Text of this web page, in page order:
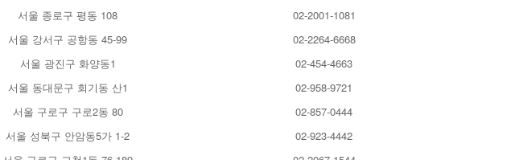
서울 종로구 평동 108
02-2001-1081
서울 강서구 공항동 45-99
02-2264-6668
서울 광진구 화양동1
02-454-4663
서울 동대문구 회기동 산1
02-958-9721
서울 구로구 구로2동 80
02-857-0444
서울 성북구 안암동5가 1-2
02-923-4442